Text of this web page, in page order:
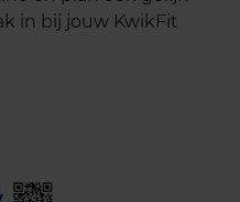
in bij jouw KwikFit